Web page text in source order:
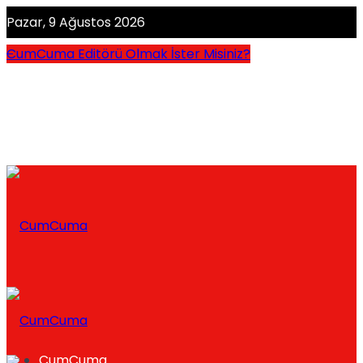
Pazar, 9 Ağustos 2026
CumCuma Editörü Olmak İster Misiniz?